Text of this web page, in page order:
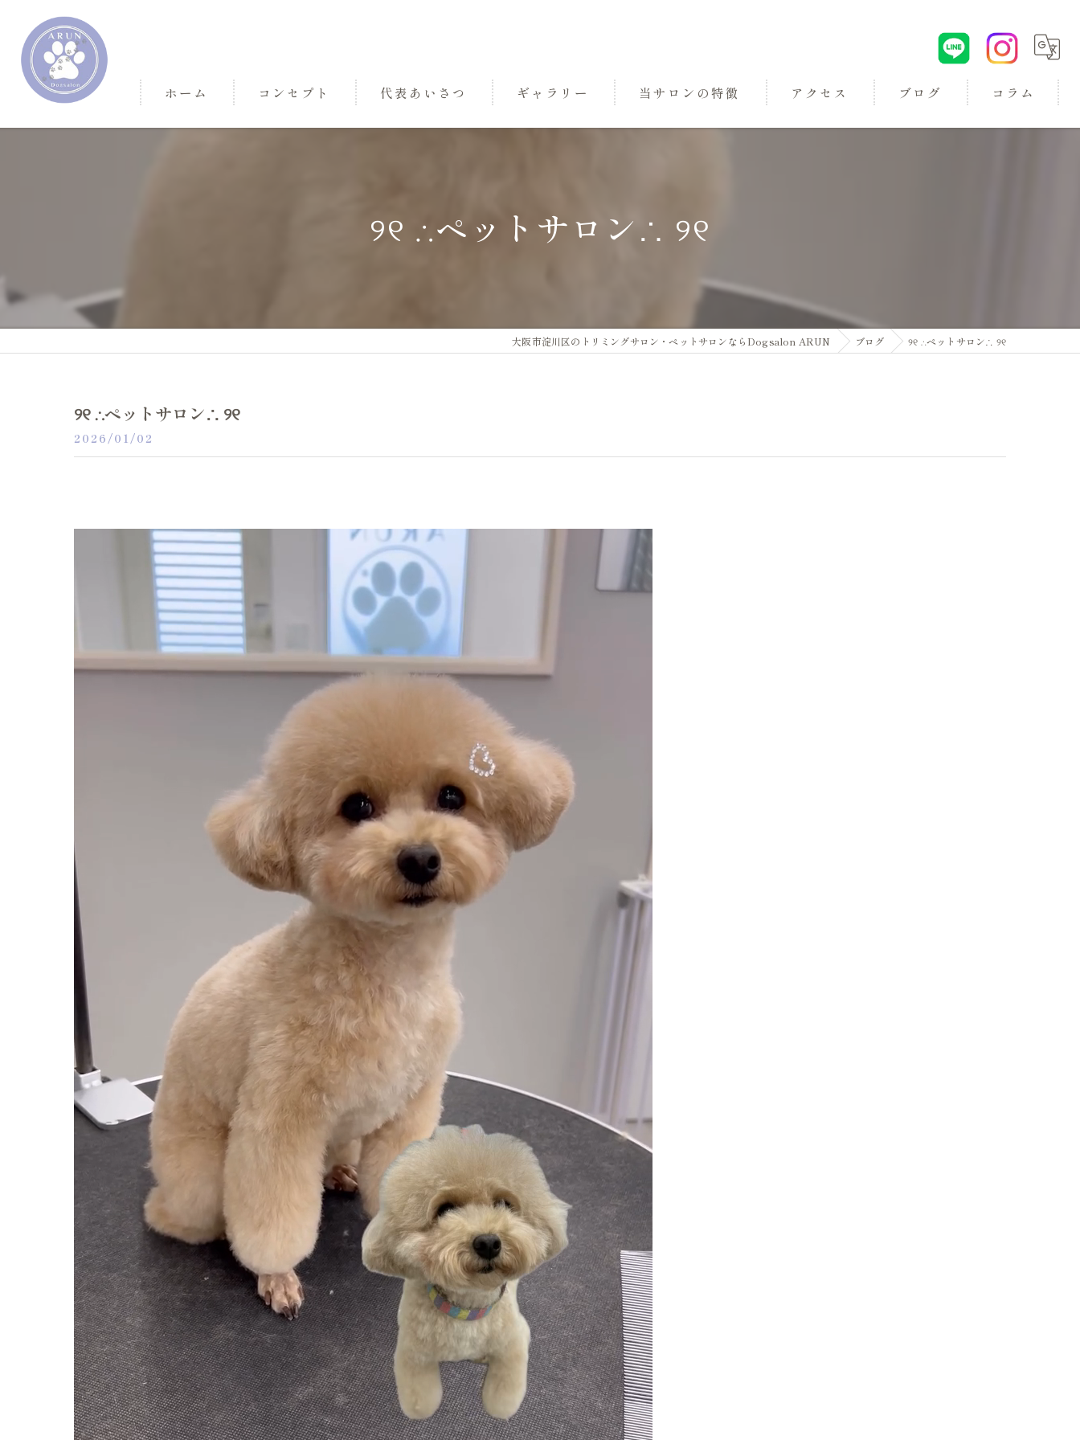
ホーム コンセプト 代表あいさつ ギャラリー 当サロンの特徴
小型犬
三国のペットサロン
アクセス ブログ コラム
୨୧ ∴ペットサロン∴ ୨୧
大阪市淀川区のトリミングサロン・ペットサロンならDogsalon ARUN ブログ ୨୧ ∴ペットサロン∴ ୨୧
୨୧ ∴ペットサロン∴ ୨୧
2026/01/02